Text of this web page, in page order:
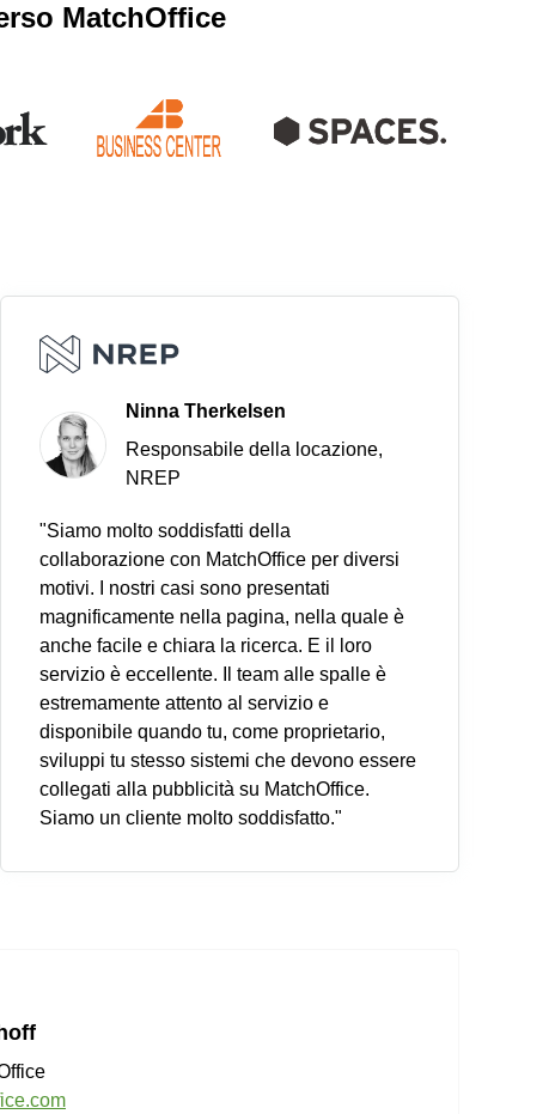
MatchOffice
Ninna Therkelsen
Responsabile della locazione,
NREP
"Siamo molto soddisfatti della
collaborazione con MatchOffice per diversi
motivi. I nostri casi sono presentati
magnificamente nella pagina, nella quale è
anche facile e chiara la ricerca. E il loro
servizio è eccellente. Il team alle spalle è
estremamente attento al servizio e
disponibile quando tu, come proprietario,
sviluppi tu stesso sistemi che devono essere
collegati alla pubblicità su MatchOffice.
Siamo un cliente molto soddisfatto."